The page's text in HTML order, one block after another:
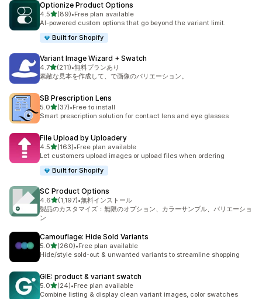
Optionize Product Options
4.55つ星中
(89)
合計レビュー数：89件
•Free plan available
AI-powered custom options that go beyond the variant limit.
Built for Shopify
Variant Image Wizard + Swatch
4.75つ星中
(211)
合計レビュー数：211件
•無料プランあり
素敵な見本を作成して、で画像のバリエーション。
SB Prescription Lens
5.05つ星中
(37)
合計レビュー数：37件
•Free to install
Smart prescription solution for contact lens and eye glasses
File Upload by Uploadery
4.55つ星中
(163)
合計レビュー数：163件
•Free plan available
Let customers upload images or upload files when ordering
Built for Shopify
SC Product Options
4.65つ星中
(1,197)
合計レビュー数：1197件
•無料インストール
製品のカスタマイズ：無限のオプション、カラーサンプル、バリエーショ
ン
Camouflage: Hide Sold Variants
5.05つ星中
(260)
合計レビュー数：260件
•Free plan available
Hide/style sold-out & unwanted variants to streamline shopping
GIE: product & variant swatch
5.05つ星中
(24)
合計レビュー数：24件
•Free plan available
Combine listing & display clean variant images, color swatches